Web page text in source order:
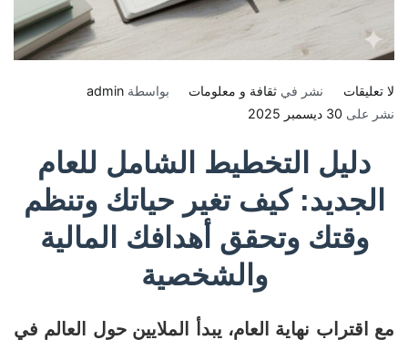
لا تعليقات على
دليل
الجديد:
كيف
تغير
حياتك
وتحقق
نشر في ثقافة و معلومات بواسطةadmin
نشر على 30 ديسمبر 2025
دليل التخطيط الشامل للعام
الجديد: كيف تغير حياتك وتنظم
وقتك وتحقق أهدافك المالية
والشخصية
مع اقتراب نهاية العام، يبدأ الملايين حول العالم في